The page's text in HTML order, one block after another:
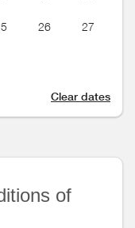
26 27
Clear dates
of